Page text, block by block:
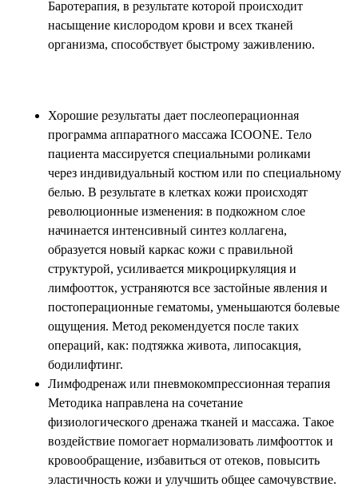
Баротерапия, в результате которой происходит
насыщение кислородом крови и всех тканей
организма, способствует быстрому заживлению.
Хорошие результаты дает послеоперационная
программа аппаратного массажа ICOONE. Тело
пациента массируется специальными роликами
через индивидуальный костюм или по специальному
белью. В результате в клетках кожи происходят
революционные изменения: в подкожном слое
начинается интенсивный синтез коллагена,
образуется новый каркас кожи с правильной
структурой, усиливается микроциркуляция и
лимфоотток, устраняются все застойные явления и
постоперационные гематомы, уменьшаются болевые
ощущения. Метод рекомендуется после таких
операций, как: подтяжка живота, липосакция,
бодилифтинг.
Лимфодренаж или пневмокомпрессионная терапия
Методика направлена на сочетание
физиологического дренажа тканей и массажа. Такое
воздействие помогает нормализовать лимфоотток и
кровообращение, избавиться от отеков, повысить
эластичность кожи и улучшить общее самочувствие.